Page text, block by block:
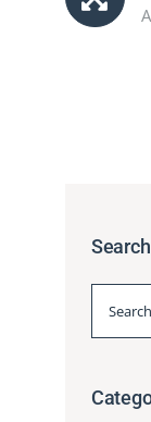
Search